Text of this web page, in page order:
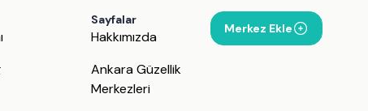
Sayfalar
Hakkımızda
Ankara Güzellik
Merkezleri
Merkez Ekle